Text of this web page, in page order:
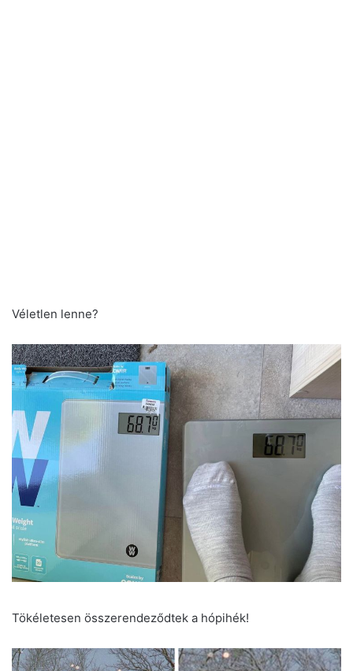
Véletlen lenne?
Tökéletesen összerendeződtek a hópihék!